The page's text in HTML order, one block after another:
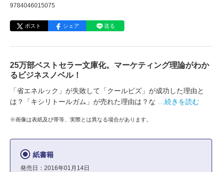
9784046015075
ポスト シェア 送る
25万部ベストセラー文庫化。マーケティング理論がわか
るビジネスノベル！
「省エネルック」が失敗して「クールビズ」が成功した理由と
は？「キシリトールガム」が売れた理由は？な
…続きを読む
※画像は表紙及び帯等、実際とは異なる場合があります。
紙書籍
発売日：2016年01月14日